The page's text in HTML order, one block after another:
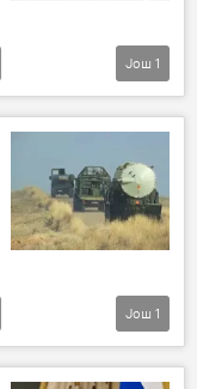
Још 1
Још 1